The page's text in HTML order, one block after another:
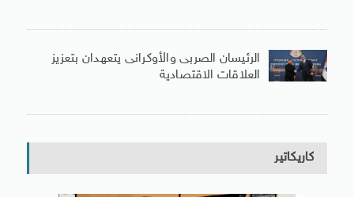
الرئيسان الصربى والأوكرانى يتعهدان بتعزيز
العلاقات الاقتصادية
كاريكاتير